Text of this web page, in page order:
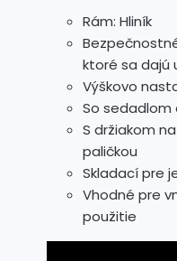
Rám: Hliník
ktoré sa dajú
Výškovo
So sedadlom
S držiakom
paličkou
Skladací pre
Vhodné pre
použitie